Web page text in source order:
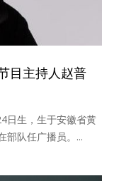
目主持人赵普
日生，生于安徽省黄
部队任广播员。...